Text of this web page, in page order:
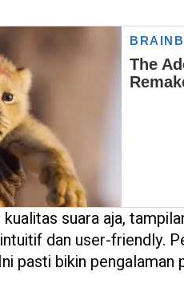
suara aja,
dan user-friendly.
pasti bikin pengalaman